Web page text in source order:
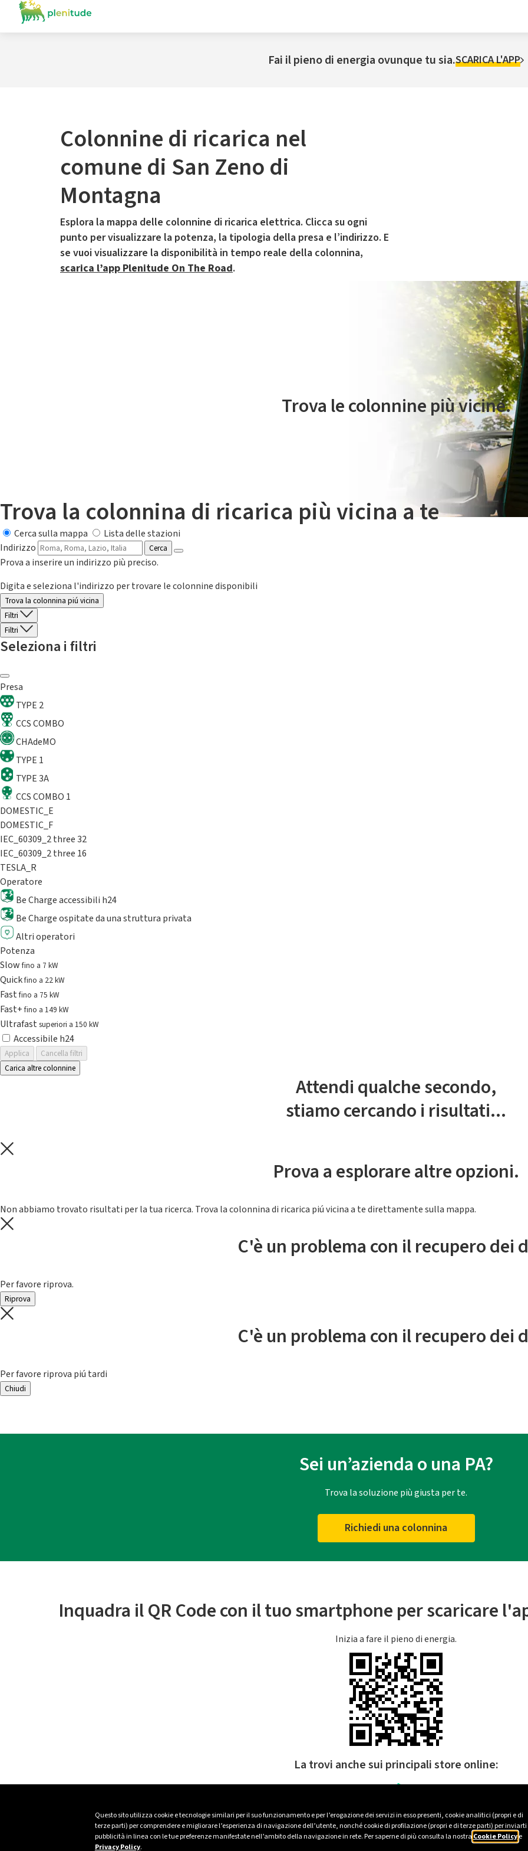
Questo sito utilizza cookie e tecnologie similari per il suo funzionamento e per l’erogazione dei servizi in esso presenti, cookie analitici (propri e di
terze parti) per comprendere e migliorare l’esperienza di navigazione dell’utente, nonché cookie di profilazione (propri e di terze parti) per inviarti
pubblicità in linea con le tue preferenze manifestate nell’ambito della navigazione in rete. Per saperne di più consulta la nostra Cookie Policye
Privacy Policy.
Fai il pieno di energia ovunque tu sia.SCARICA L'APP
Colonnine di ricarica nel
comune di San Zeno di
Montagna
Esplora la mappa delle colonnine di ricarica elettrica. Clicca su ogni
punto per visualizzare la potenza, la tipologia della presa e l’indirizzo. E
se vuoi visualizzare la disponibilità in tempo reale della colonnina,
scarica l’app Plenitude On The Road.
Il servizio di mobilità elettrica è gestito da Plenitude On The Road
Trova le colonnine più vicine.
Trova la colonnina di ricarica più vicina a te
Cerca sulla mappa
Lista delle stazioni
Indirizzo
Cerca
Prova a inserire un indirizzo più preciso.
Digita e seleziona l'indirizzo per trovare le colonnine disponibili
Trova la colonnina piú vicina
Filtri
Filtri
Seleziona i filtri
Presa
TYPE 2
CCS COMBO
CHAdeMO
TYPE 1
TYPE 3A
CCS COMBO 1
DOMESTIC_E
DOMESTIC_F
IEC_60309_2 three 32
IEC_60309_2 three 16
TESLA_R
Operatore
Be Charge accessibili h24
Be Charge ospitate da una struttura privata
Altri operatori
Potenza
Slowfino a 7 kW
Quickfino a 22 kW
Fastfino a 75 kW
Fast+fino a 149 kW
Ultrafast superiori a 150 kW
Accessibile h24
Applica
Cancella filtri
Carica altre colonnine
Attendi qualche secondo,
stiamo cercando i risultati...
Prova a esplorare altre opzioni.
Non abbiamo trovato risultati per la tua ricerca. Trova la colonnina di ricarica piú vicina a te direttamente sulla mappa.
C'è un problema con il recupero dei
Per favore riprova.
Riprova
C'è un problema con il recupero dei
Per favore riprova piú tardi
Chiudi
Sei un’azienda o una PA?
Trova la soluzione più giusta per te.
Richiedi una colonnina
Inquadra il QR Code con il tuo smartphone per scaricare
Inizia a fare il pieno di energia.
La trovi anche sui principali store online: